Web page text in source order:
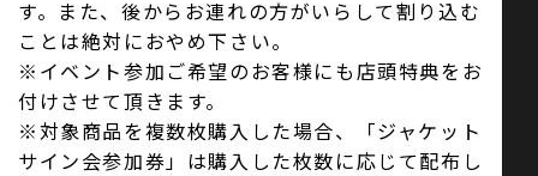
す。また、後からお連れの方がいらして割り込む
ことは絶対におやめ下さい。
※イベント参加ご希望のお客様にも店頭特典をお
付けさせて頂きます。
※対象商品を複数枚購入した場合、「ジャケット
サイン会参加券」は購入した枚数に応じて配布し